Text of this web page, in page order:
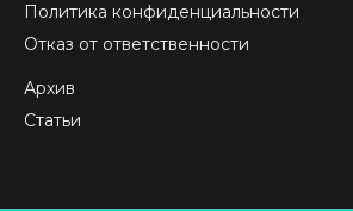
Политика конфиденциальности
Отказ от ответственности
Архив
Статьи